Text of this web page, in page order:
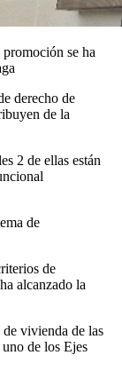
se ha
derecho de
de la
2 de ellas están
de
de
alcanzado la
de vivienda de las
de los Ejes